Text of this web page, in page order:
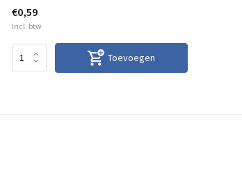
€0,59
Incl. btw
Toevoegen